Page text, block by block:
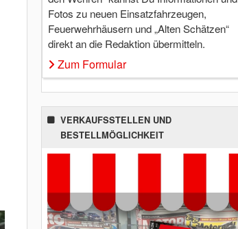
Fotos zu neuen Einsatzfahrzeugen,
Feuerwehrhäusern und „Alten Schätzen“
direkt an die Redaktion übermitteln.
Zum Formular
VERKAUFSSTELLEN UND
BESTELLMÖGLICHKEIT